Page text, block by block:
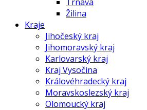
Žilina
Kraje
Jihočeský kraj
Jihomoravský kraj
Karlovarský kraj
Kraj Vysočina
Královéhradecký kraj
Moravskoslezský kraj
Olomoucký kraj